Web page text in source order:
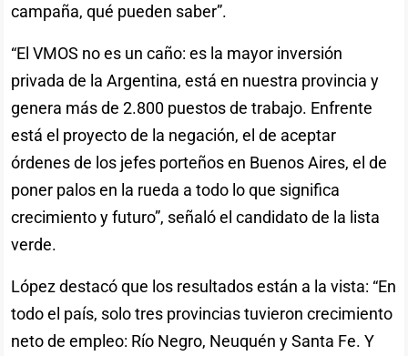
campaña, qué pueden saber”.
“El VMOS no es un caño: es la mayor inversión
privada de la Argentina, está en nuestra provincia y
genera más de 2.800 puestos de trabajo. Enfrente
está el proyecto de la negación, el de aceptar
órdenes de los jefes porteños en Buenos Aires, el de
poner palos en la rueda a todo lo que significa
crecimiento y futuro”, señaló el candidato de la lista
verde.
López destacó que los resultados están a la vista: “En
todo el país, solo tres provincias tuvieron crecimiento
neto de empleo: Río Negro, Neuquén y Santa Fe. Y